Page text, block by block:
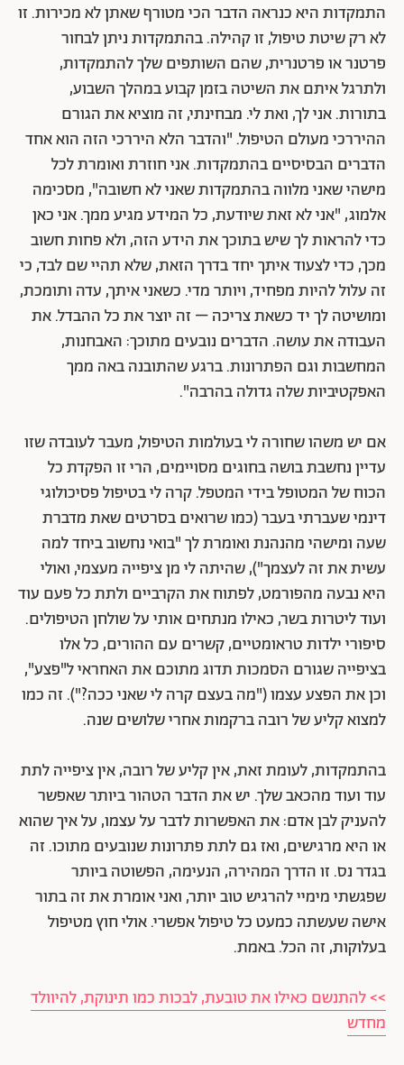
התמקדות היא כנראה הדבר הכי מטורף שאתן לא מכירות. זו
לא רק שיטת טיפול, זו קהילה. בהתמקדות ניתן לבחור
פרטנר או פרטנרית, שהם השותפים שלך להתמקדות,
ולתרגל איתם את השיטה בזמן קבוע במהלך השבוע,
בתורות. אני לך, ואת לי. מבחינתי, זה מוציא את הגורם
ההיררכי מעולם הטיפול. "והדבר הלא היררכי הזה הוא אחד
הדברים הבסיסיים בהתמקדות. אני חוזרת ואומרת לכל
מישהי שאני מלווה בהתמקדות שאני לא חשובה", מסכימה
אלמוג, "אני לא זאת שיודעת, כל המידע מגיע ממך. אני כאן
כדי להראות לך שיש בתוכך את הידע הזה, ולא פחות חשוב
מכך, כדי לצעוד איתך יחד בדרך הזאת, שלא תהיי שם לבד, כי
זה עלול להיות מפחיד, ויותר מדי. כשאני איתך, עדה ותומכת,
ומושיטה לך יד כשאת צריכה – זה יוצר את כל ההבדל. את
העבודה את עושה. הדברים נובעים מתוכך: האבחנות,
המחשבות וגם הפתרונות. ברגע שהתובנה באה ממך
האפקטיביות שלה גדולה בהרבה".
אם יש משהו שחורה לי בעולמות הטיפול, מעבר לעובדה שזו
עדיין נחשבת בושה בחוגים מסויימים, הרי זו הפקדת כל
הכוח של המטופל בידי המטפל. קרה לי בטיפול פסיכולוגי
דינמי שעברתי בעבר (כמו שרואים בסרטים שאת מדברת
שעה ומישהי מהנהנת ואומרת לך "בואי נחשוב ביחד למה
עשית את זה לעצמך"), שהיתה לי מן ציפייה מעצמי, ואולי
היא נבעה מהפורמט, לפתוח את הקרביים ולתת כל פעם עוד
ועוד ליטרות בשר, כאילו מנתחים אותי על שולחן הטיפולים.
סיפורי ילדות טראומטיים, קשרים עם ההורים, כל אלו
בציפייה שגורם הסמכות תדוג מתוכם את האחראי ל"פצע",
וכן את הפצע עצמו ("מה בעצם קרה לי שאני ככה?"). זה כמו
למצוא קליע של רובה ברקמות אחרי שלושים שנה.
בהתמקדות, לעומת זאת, אין קליע של רובה, אין ציפייה לתת
עוד ועוד מהכאב שלך. יש את הדבר הטהור ביותר שאפשר
להעניק לבן אדם: את האפשרות לדבר על עצמו, על איך שהוא
או היא מרגישים, ואז גם לתת פתרונות שנובעים מתוכו. זה
בגדר נס. זו הדרך המהירה, הנעימה, הפשוטה ביותר
שפגשתי מימיי להרגיש טוב יותר, ואני אומרת את זה בתור
אישה שעשתה כמעט כל טיפול אפשרי. אולי חוץ מטיפול
בעלוקות, זה הכל. באמת.
>> להתנשם כאילו את טובעת, לבכות כמו תינוקת, להיוולד
מחדש